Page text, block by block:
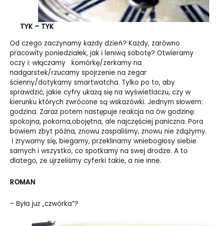
TYK – TYK
Od czego zaczynamy każdy dzień? Każdy, zarówno
pracowity poniedziałek, jak i leniwą sobotę? Otwieramy
oczy i: włączamy komórkę/zerkamy na
nadgarstek/rzucamy spojrzenie na zegar
ścienny/dotykamy smartwatcha. Tylko po to, aby
sprawdzić, jakie cyfry ukażą się na wyświetlaczu, czy w
kierunku których zwrócone są wskazówki. Jednym słowem:
godzina. Zaraz potem następuje reakcja na ów godzinę:
spokojna, pokorna,obojętna, ale najczęściej paniczna. Pora
bowiem zbyt późna, znowu zaspaliśmy, znowu nie zdążymy.
I zrywamy się, biegamy, przeklinamy wniebogłosy siebie
samych i wszystko, co spotkamy na swej drodze. A to
dlatego, ze ujrzeliśmy cyferki takie, a nie inne.
ROMAN
– Była już „czwórka”?